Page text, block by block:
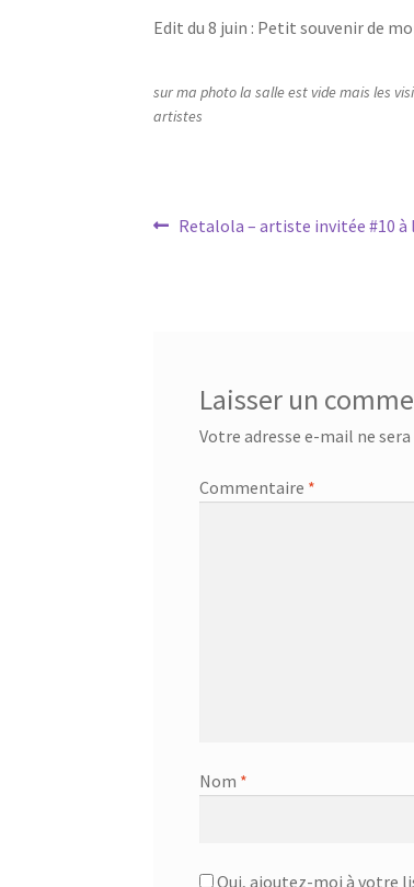
Edit du 8 juin : Petit souvenir de
sur ma photo la salle est vide mais les
artistes
Navigation
Article
Retalola – artiste invitée #10 à
Laisser un
Votre adresse e-mail ne
Commentaire *
Nom *
Oui, ajoutez-moi à votre